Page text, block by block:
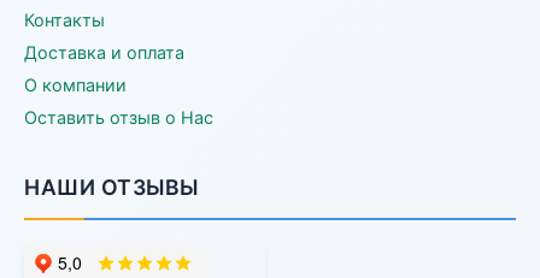
Контакты
Доставка и оплата
О компании
Оставить отзыв о Нас
НАШИ ОТЗЫВЫ